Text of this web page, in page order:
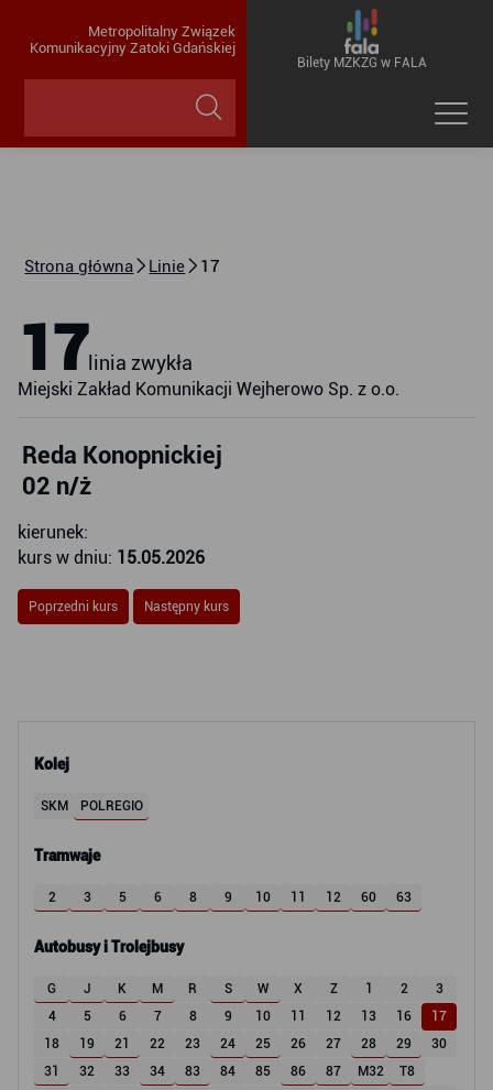
Metropolitalny Związek
Komunikacyjny Zatoki Gdańskiej
Bilety MZKZG w FALA
Strona główna Linie 17
Kolej
SKM POLREGIO
Tramwaje
2 3 5 6 8 9 10 11 12 60 63
Autobusy i Trolejbusy
G J K M R S W X Z 1 2
3
4
5 6 7 8 9 10 11 12 13 16
17
18
19 21 22 23 24 25 26 27 28 29
30
31
32 33 34 83 84 85 86 87 M32
T8
17 linia zwykła
Miejski Zakład Komunikacji Wejherowo Sp. z o.o.
Reda Konopnickiej
02 n/ż
kierunek:
kurs w dniu: 15.05.2026
Poprzedni kurs Następny kurs